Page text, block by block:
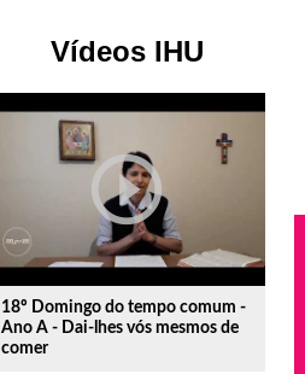
Vídeos IHU
play_circle_outline
18º Domingo do tempo comum -
Ano A - Dai-lhes vós mesmos de
comer